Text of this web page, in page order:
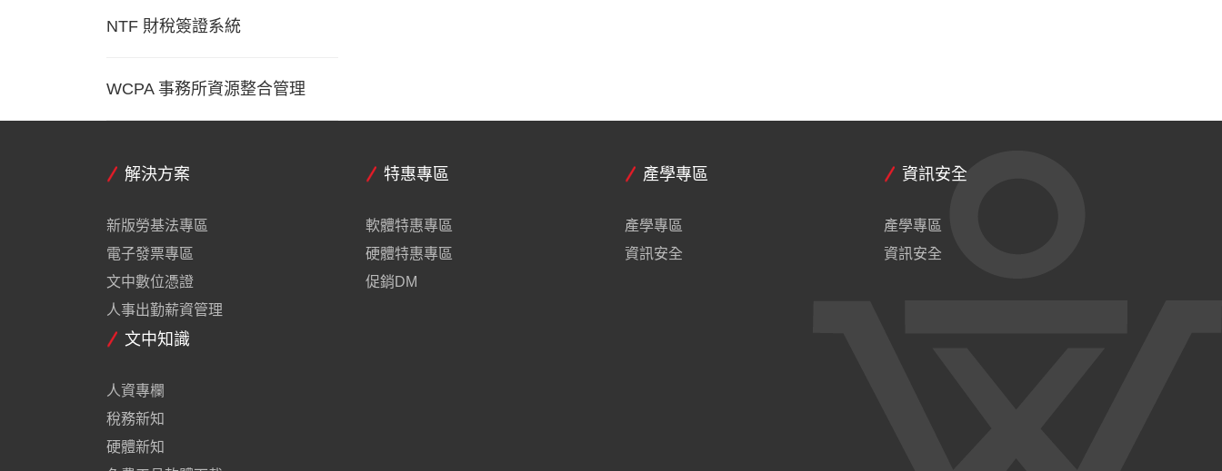
NTF 財稅簽證系統
WCPA 事務所資源整合管理
解決方案
新版勞基法專區
電子發票專區
文中數位憑證
人事出勤薪資管理
特惠專區
軟體特惠專區
硬體特惠專區
促銷DM
產學專區
產學專區
資訊安全
資訊安全
產學專區
資訊安全
文中知識
人資專欄
稅務新知
硬體新知